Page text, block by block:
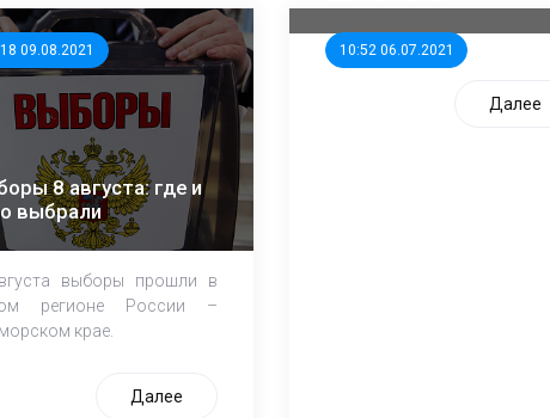
09.08.2021
8 августа: где и
выбрали
выборы прошли в
регионе России –
крае.
Далее
10:52 06.07.2021
Далее